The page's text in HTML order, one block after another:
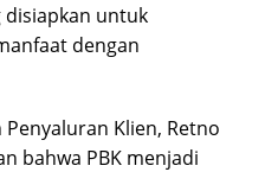
untuk
dengan
Klien, Retno
bahwa PBK menjadi